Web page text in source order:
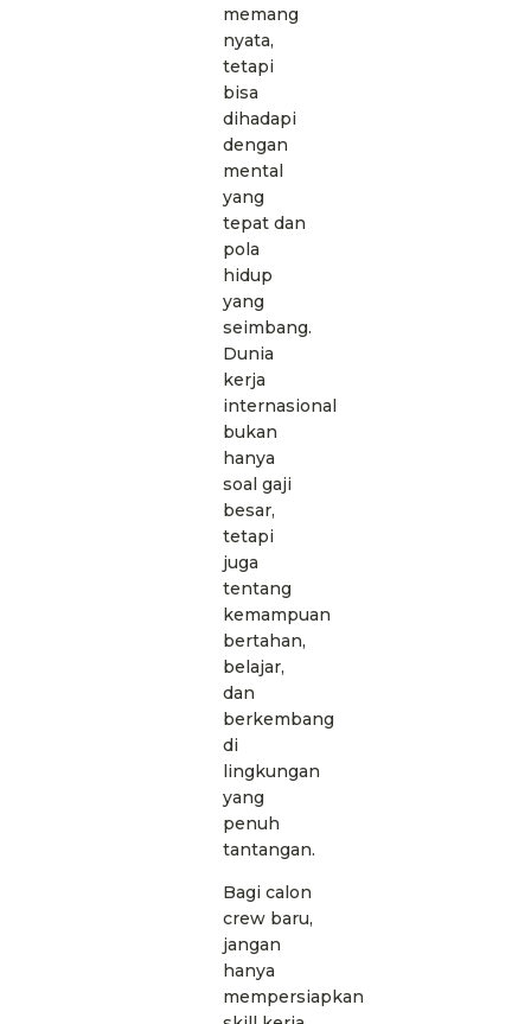
memang
nyata,
tetapi
bisa
dihadapi
dengan
mental
yang
tepat dan
pola
hidup
yang
seimbang.
Dunia
kerja
internasional
bukan
hanya
soal gaji
besar,
tetapi
juga
tentang
kemampuan
bertahan,
belajar,
dan
berkembang
di
lingkungan
yang
penuh
tantangan.
Bagi calon
crew baru,
jangan
hanya
mempersiapkan